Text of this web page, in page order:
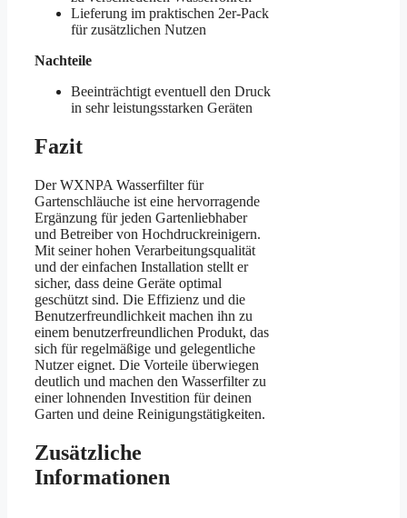
Lieferung im praktischen 2er-Pack
für zusätzlichen Nutzen
Nachteile
Beeinträchtigt eventuell den Druck
in sehr leistungsstarken Geräten
Fazit
Der WXNPA Wasserfilter für
Gartenschläuche ist eine hervorragende
Ergänzung für jeden Gartenliebhaber
und Betreiber von Hochdruckreinigern.
Mit seiner hohen Verarbeitungsqualität
und der einfachen Installation stellt er
sicher, dass deine Geräte optimal
geschützt sind. Die Effizienz und die
Benutzerfreundlichkeit machen ihn zu
einem benutzerfreundlichen Produkt, das
sich für regelmäßige und gelegentliche
Nutzer eignet. Die Vorteile überwiegen
deutlich und machen den Wasserfilter zu
einer lohnenden Investition für deinen
Garten und deine Reinigungstätigkeiten.
Zusätzliche
Informationen